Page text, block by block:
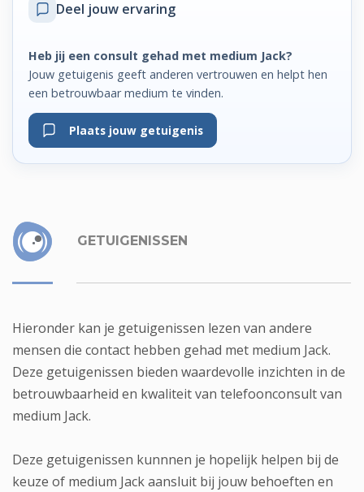
Deel jouw ervaring
Heb jij een consult gehad met medium Jack?
Jouw getuigenis geeft anderen vertrouwen en helpt hen
een betrouwbaar medium te vinden.
Plaats jouw getuigenis
GETUIGENISSEN
Hieronder kan je getuigenissen lezen van andere
mensen die contact hebben gehad met medium Jack.
Deze getuigenissen bieden waardevolle inzichten in de
betrouwbaarheid en kwaliteit van telefoonconsult van
medium Jack.
Deze getuigenissen kunnnen je hopelijk helpen bij de
keuze of medium Jack aansluit bij jouw behoeften en